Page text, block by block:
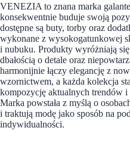
VENEZIA to znana marka
konsekwentnie buduje swoją
dostępne są buty, torby oraz
wykonane z wysokogatunkowej
i nubuku. Produkty wyróżniają
dbałością o detale oraz
harmonijnie łączy elegancję z
wzornictwem, a każda kolekcja
kompozycję aktualnych trendów
Marka powstała z myślą o
i traktują modę jako sposób na
indywidualności.